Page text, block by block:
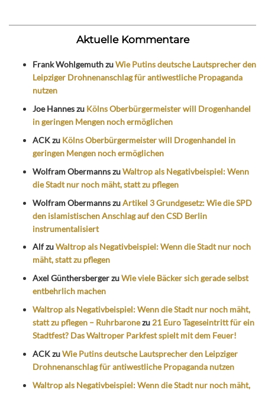
Aktuelle Kommentare
Frank WohlgemuthzuWie Putins deutsche Lautsprecher den
Leipziger Drohnenanschlag für antiwestliche Propaganda
nutzen
Joe Hanneszu Kölns Oberbürgermeister will Drogenhandel
in geringen Mengen noch ermöglichen
ACKzu Kölns Oberbürgermeister will Drogenhandel in
geringen Mengen noch ermöglichen
Wolfram ObermannszuWaltrop als Negativbeispiel: Wenn
die Stadt nur noch mäht, statt zu pflegen
Wolfram ObermannszuArtikel 3 Grundgesetz: Wie die SPD
den islamistischen Anschlag auf den CSD Berlin
instrumentalisiert
AlfzuWaltrop als Negativbeispiel: Wenn die Stadt nur noch
mäht, statt zu pflegen
Axel GünthersbergerzuWie viele Bäcker sich gerade selbst
entbehrlich machen
Waltrop als Negativbeispiel: Wenn die Stadt nur noch mäht,
statt zu pflegen – Ruhrbaronezu 21 Euro Tageseintritt für ein
Stadtfest? Das Waltroper Parkfest spielt mit dem Feuer!
ACKzuWie Putins deutsche Lautsprecher den Leipziger
Drohnenanschlag für antiwestliche Propaganda nutzen
Waltrop als Negativbeispiel: Wenn die Stadt nur noch mäht,